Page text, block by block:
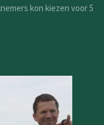
kon kiezen voor 5